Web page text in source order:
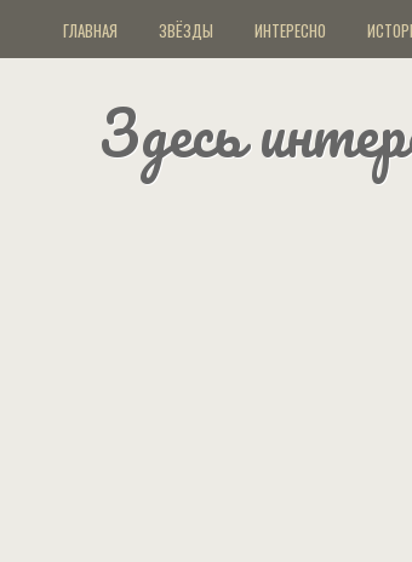
ГЛАВНАЯ ЗВЁЗДЫ ИНТЕРЕСНО
Здесь